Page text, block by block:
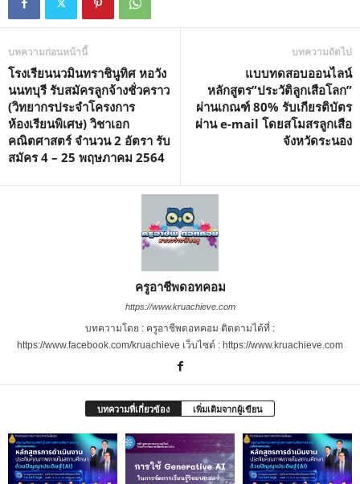
บทความก่อนหน้านี้
โรงเรียนนวมินทราชินูทิศ หอวัง
นนทบุรี รับสมัครลูกจ้างชั่วคราว
(วิทยากรประจำโครงการ
ห้องเรียนพิเศษ) วิชาเอก
คณิตศาสตร์ จำนวน 2 อัตรา รับ
สมัคร 4 – 25 พฤษภาคม 2564
บทความถัดไป
แบบทดสอบออนไลน์
หลักสูตร”ประวัติลูกเสือโลก”
ผ่านเกณฑ์ 80% รับเกียรติบัตร
ผ่าน e-mail โดยสโมสรลูกเสือ
จังหวัดระนอง
ครูอาชีพดอทคอม
https://www.kruachieve.com
บทความโดย : ครูอาชีพดอทคอม ติดตามได้ที่ :
https://www.facebook.com/kruachieve เว็บไซต์ : https://www.kruachieve.com
บทความที่เกี่ยวข้อง เพิ่มเติมจากผู้เขียน